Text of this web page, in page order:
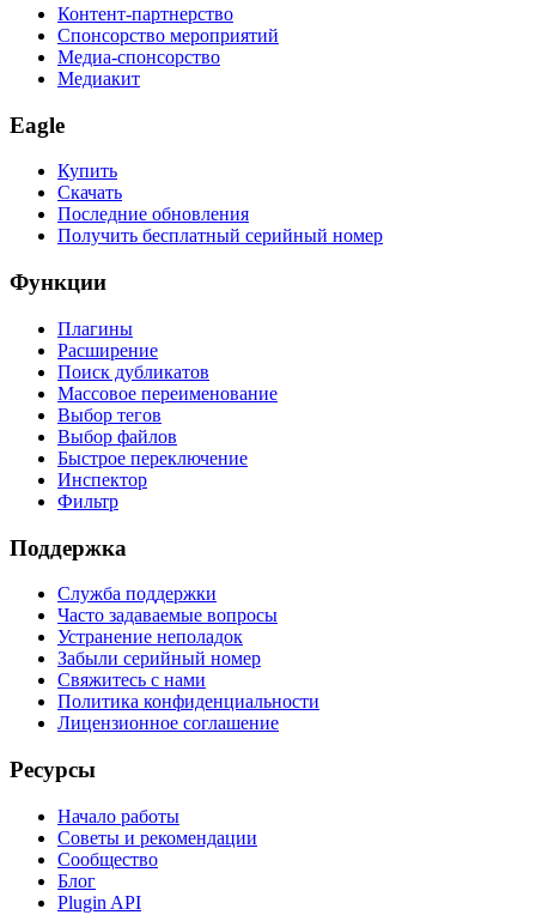
Контент-партнерство
Спонсорство мероприятий
Медиа-спонсорство
Медиакит
Eagle
Купить
Скачать
Последние обновления
Получить бесплатный серийный номер
Функции
Плагины
Расширение
Поиск дубликатов
Массовое переименование
Выбор тегов
Выбор файлов
Быстрое переключение
Инспектор
Фильтр
Поддержка
Служба поддержки
Часто задаваемые вопросы
Устранение неполадок
Забыли серийный номер
Свяжитесь с нами
Политика конфиденциальности
Лицензионное соглашение
Ресурсы
Начало работы
Советы и рекомендации
Сообщество
Блог
Plugin API